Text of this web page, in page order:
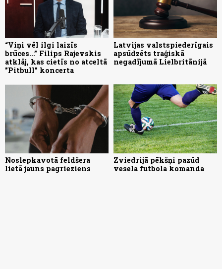
“Viņi vēl ilgi laizīs
brūces...” Filips Rajevskis
atklāj, kas cietīs no atceltā
"Pitbull" koncerta
Latvijas valstspiederīgais
apsūdzēts traģiskā
negadījumā Lielbritānijā
Noslepkavotā feldšera
lietā jauns pagrieziens
Zviedrijā pēkšņi pazūd
vesela futbola komanda